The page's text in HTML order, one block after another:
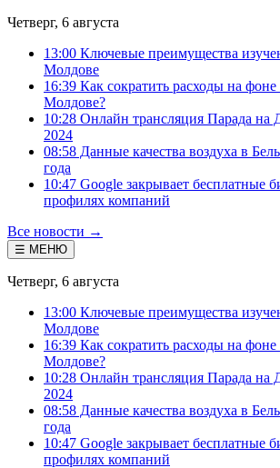
Четверг, 6 августа
13:00 Ключевые преимущества
Молдове
16:39 Как сократить расходы на фоне
Молдове?
10:28 Онлайн трансляция Парада на
2024
08:58 Данные качества воздуха в
года
10:47 Google закрывает бесплатные
профилях компаний
Все новости →
☰ МЕНЮ
Четверг, 6 августа
13:00 Ключевые преимущества
Молдове
16:39 Как сократить расходы на фоне
Молдове?
10:28 Онлайн трансляция Парада на
2024
08:58 Данные качества воздуха в
года
10:47 Google закрывает бесплатные
профилях компаний